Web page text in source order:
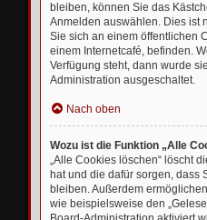
bleiben, können Sie das
Anmelden auswählen. Dies ist
Sie sich an einem öffentlichen
einem Internetcafé, befinden.
Verfügung steht, dann wurde
Administration ausgeschaltet.
Nach oben
Wozu ist die Funktion „Alle
„Alle Cookies löschen“ löscht
hat und die dafür sorgen, dass
bleiben. Außerdem
wie beispielsweise den